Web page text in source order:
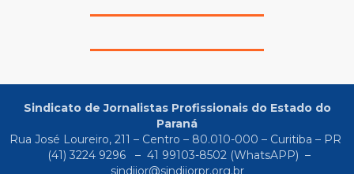
Sindicato de Jornalistas Profissionais do Estado do
Paraná
Rua José Loureiro, 211 – Centro – 80.010-000 – Curitiba – PR
(41) 3224 9296
– 41 99103-8502(WhatsAPP) –
sindijor@sindijorpr.org.br